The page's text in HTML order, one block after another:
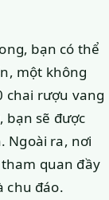
bạn có thể
một không
chai rượu vang
, bạn sẽ được
Ngoài ra, nơi
quan đầy
chu đáo.